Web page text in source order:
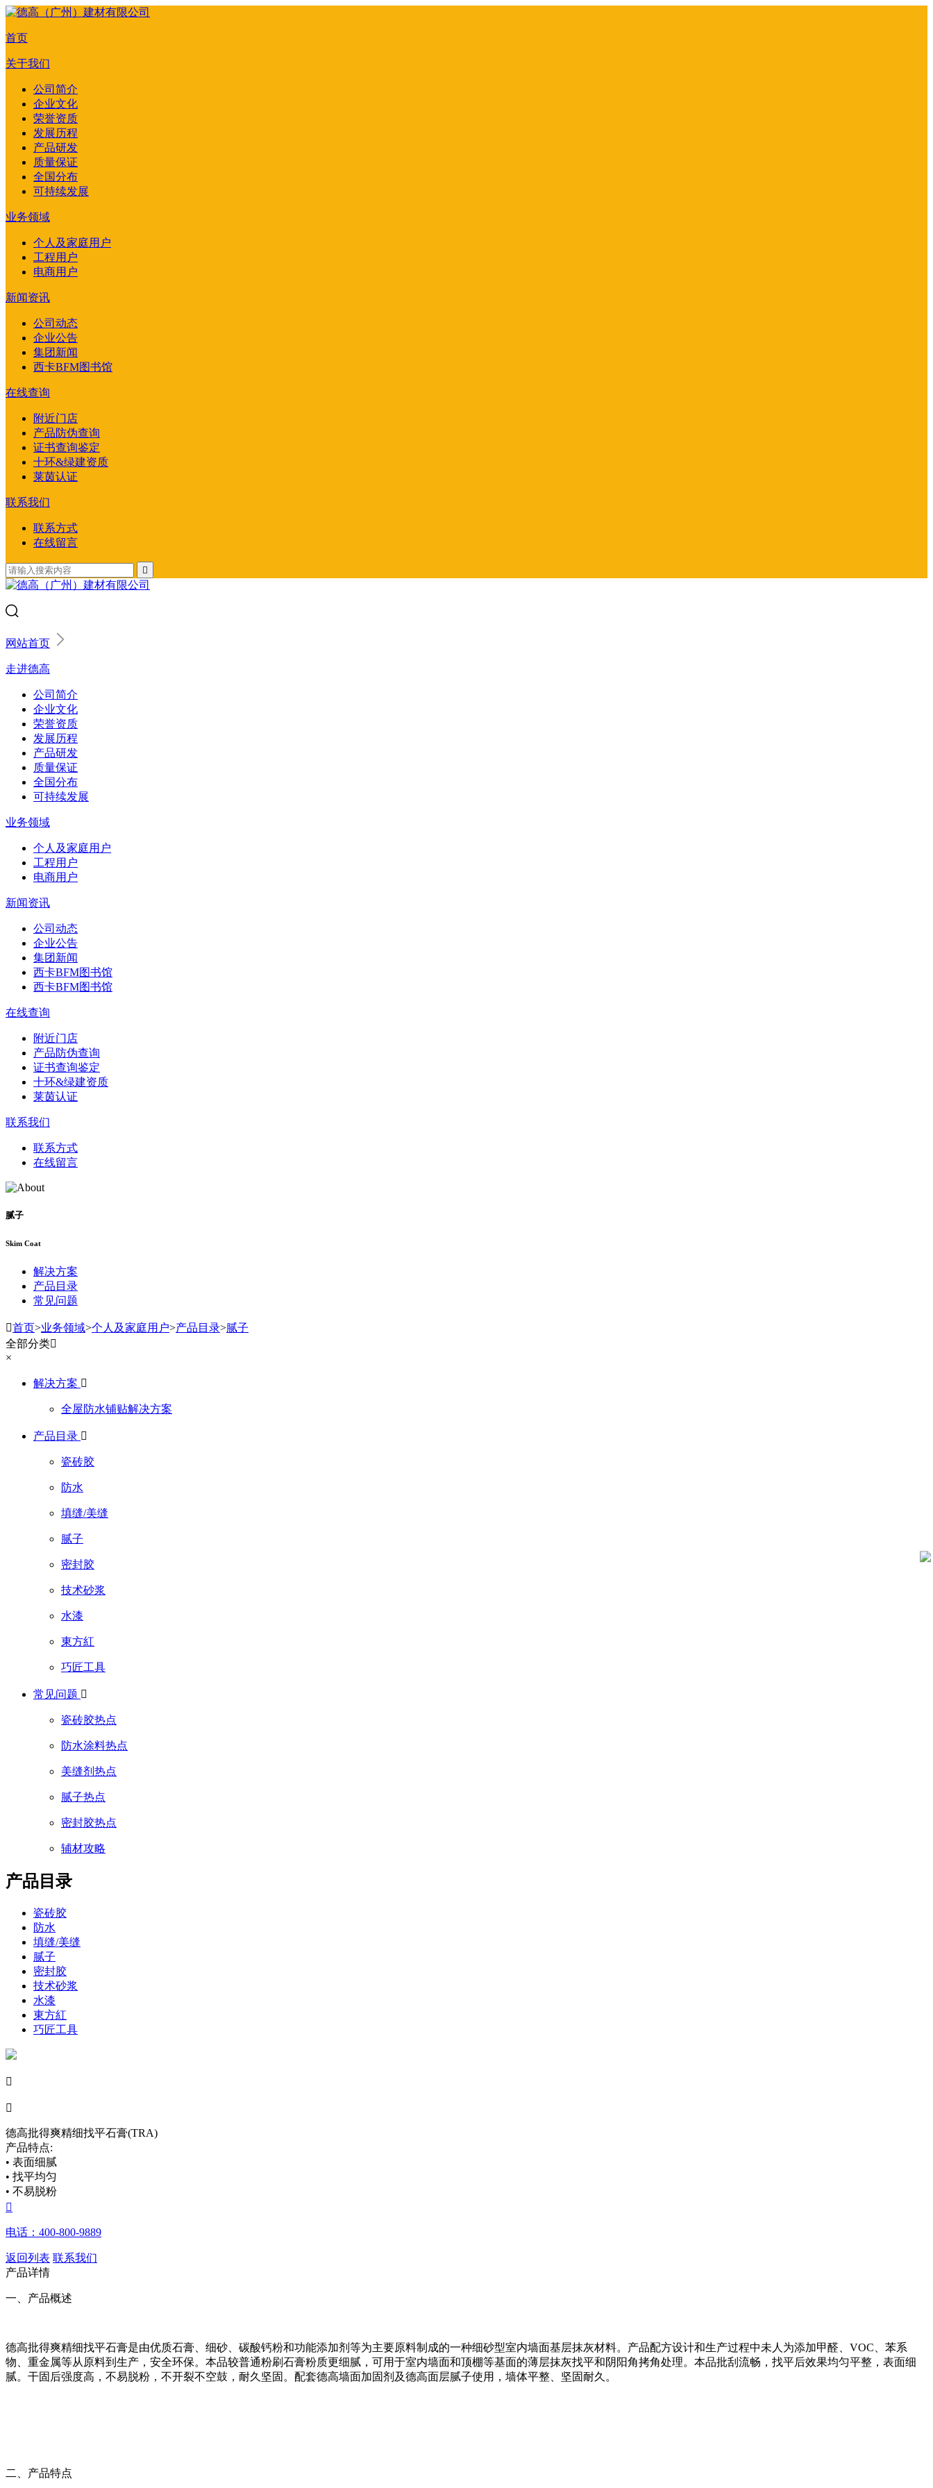
首页
关于我们
公司简介
企业文化
荣誉资质
发展历程
产品研发
质量保证
全国分布
可持续发展
业务领域
个人及家庭用户
工程用户
电商用户
新闻资讯
公司动态
企业公告
集团新闻
西卡BFM图书馆
在线查询
附近门店
产品防伪查询
证书查询鉴定
十环&绿建资质
莱茵认证
联系我们
联系方式
在线留言

网站首页
走进德高
公司简介
企业文化
荣誉资质
发展历程
产品研发
质量保证
全国分布
可持续发展
业务领域
个人及家庭用户
工程用户
电商用户
新闻资讯
公司动态
企业公告
集团新闻
西卡BFM图书馆
西卡BFM图书馆
在线查询
附近门店
产品防伪查询
证书查询鉴定
十环&绿建资质
莱茵认证
联系我们
联系方式
在线留言
腻子
Skim Coat
解决方案
产品目录
常见问题
首页>业务领域>个人及家庭用户>产品目录>腻子
全部分类
×
解决方案 
全屋防水铺贴解决方案
产品目录 
瓷砖胶
防水
填缝/美缝
腻子
密封胶
技术砂浆
水漆
東方紅
巧匠工具
常见问题 
瓷砖胶热点
防水涂料热点
美缝剂热点
腻子热点
密封胶热点
辅材攻略
产品目录
瓷砖胶
防水
填缝/美缝
腻子
密封胶
技术砂浆
水漆
東方紅
巧匠工具


德高批得爽精细找平石膏(TRA)
产品特点:
• 表面细腻
• 找平均匀
• 不易脱粉

电话：400-800-9889
返回列表 联系我们
产品详情
一、产品概述
德高批得爽精细找平石膏是由优质石膏、细砂、碳酸钙粉和功能添加剂等为主要原料制成的一种细砂型室内墙面基层抹灰材料。产品配方设计和生产过程中未人为添加甲醛、VOC、苯系
物、重金属等从原料到生产，安全环保。本品较普通粉刷石膏粉质更细腻，可用于室内墙面和顶棚等基面的薄层抹灰找平和阴阳角拷角处理。本品批刮流畅，找平后效果均匀平整，表面细
腻。干固后强度高，不易脱粉，不开裂不空鼓，耐久坚固。配套德高墙面加固剂及德高面层腻子使用，墙体平整、坚固耐久。
二、产品特点